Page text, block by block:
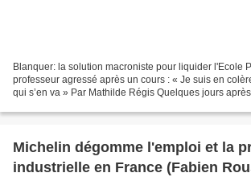
Blanquer: la solution macroniste pour liquider l'Ecole Publique.
professeur agressé après un cours : « Je suis en
qui s’en va » Par Mathilde Régis Quelques jours
Michelin dégomme l'emploi et la
industrielle en France (Fabien